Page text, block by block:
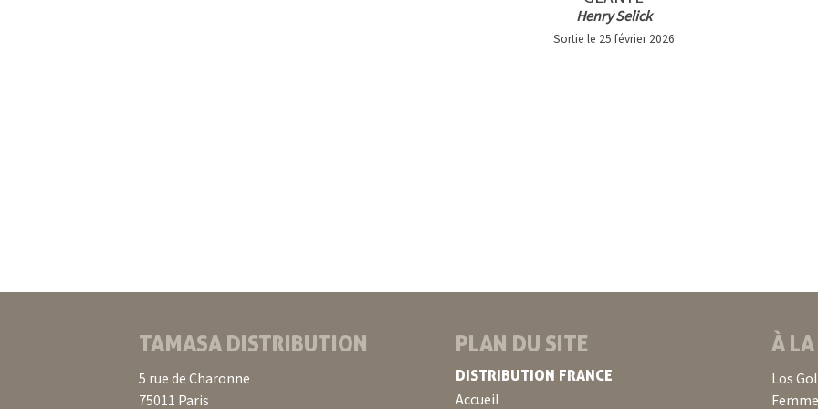
Henry Selick
Sortie le 25 février 2026
TAMASA DISTRIBUTION
5 rue de Charonne
75011 Paris
PLAN DU SITE
DISTRIBUTION FRANCE
Accueil
À
Los